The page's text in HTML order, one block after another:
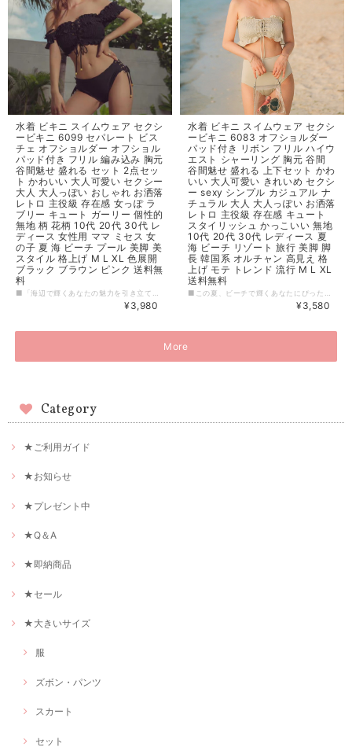
水着 ビキニ スイムウェア セクシ
ービキニ 6099 セパレート ビス
チェ オフショルダー オフショル
パッド付き フリル 編み込み 胸元
谷間魅せ 盛れる セット 2点セッ
ト かわいい 大人可愛い セクシー
大人 大人っぽい おしゃれ お洒落
レトロ 主役級 存在感 女っぽ ラ
ブリー キュート ガーリー 個性的
無地 柄 花柄 10代 20代 30代 レ
ディース 女性用 ママ ミセス 女
の子 夏 海 ビーチ プール 美脚 美
スタイル 格上げ M L XL 色展開
ブラック ブラウン ピンク 送料無
料
■「海辺で輝くあなたの魅力を引き立てる水着が登場。セクシーなビスチェのデザインにオフショルダーとフリルが加わり、女性らしさを際立たせます。パッド付きで胸元を盛り上げ、谷間魅せ効果も抜群です。 ■トレンド感あふれる編み込みディテールが個性的なアクセント。かわいらしさと大人っぽさを兼ね備えたデザインで、夏のビーチやプールで主役級の存在感を放つこと間違いありません。 【カラー】 ブラック,ブラウン,ピンク,花柄 M 身長：155-165cm 体重：45-50kg カップ：70ABC ウエスト：59-66 L 身長：160-165cm 体重：50-55kg カップ：75ABC ウエスト：66-73cm XL 身長：165-170cm 体重：55-65kg カップ：80ABC ウエスト：73-79cm ※※※ご購入前に以下を必ずお読みください※※※ この度は数ある中から当ショップを訪問していただきありがとうございます。 【 wintmomo 】は流行をいち早く取り入れたファッションをお値打ち価格で提供するお店です！ 毎日楽しく着ることのできるお洋服を取りそろえています。 気持ちの良い取引・商品に満足して頂きたいため、誠にご面倒をおかけしますが、以下の注意点をご覧くださいますよう、お願いいたします。 【商品・送料について】 ・お手持ちのパソコン・スマートフォン・携帯の画面により商品のお色に若干の差がございます。 ・サイズは買い付け先の生産表記です。測り方により1-3cmほど誤差がある場合がございます。 ・北海道、沖縄、離島は送料プラス2500円頂戴しております。 【納期について】 ・お取り寄せ商品のため、2-3週間程お時間頂いております。 更にお時間かかる場合もございますので、余裕をもってご注文いただきますようお願いします。 在庫切れ、生産中止の商品につきましてはキャンセルさせていただく場合がございます。 何卒ご了承くださいませ。 【返品について】 ・ご注文後のキャンセル・内容変更はお受けできません。 ・品到着後に関して、サイズ変更、カラーやイメージが違う、実寸が違う等を気にされる方のクレーム、返品、交換は一切お受けしておりません。(破れ等の初期不良は除きます) 【ご連絡について】 ・ショップご利用時にあたりご案内やお取り寄せ状況をメールにてさせていただいております。 （
¥3,980
水着 ビキニ スイムウェア セクシ
ービキニ 6083 オフショルダー
パッド付き リボン フリル ハイウ
エスト シャーリング 胸元 谷間
谷間魅せ 盛れる 上下セット かわ
いい 大人可愛い きれいめ セクシ
ー sexy シンプル カジュアル ナ
チュラル 大人 大人っぽい お洒落
レトロ 主役級 存在感 キュート
スタイリッシュ かっこいい 無地
10代 20代 30代 レディース 夏
海 ビーチ リゾート 旅行 美脚 脚
長 韓国系 オルチャン 高見え 格
上げ モテ トレンド 流行 M L XL
送料無料
■この夏、ビーチで輝くあなたにぴったりの水着が登場！オフショルダービキニです。 ■パッド付きで胸元を盛り上げ、リボンやフリルのデザインで可愛さを演出しました。ハイウエストのボトムは美脚効果が抜群。大人っぽいキュートな印象を与え、かっこよくも可愛らしくも着こなせます。 ■無地なので、どんなアクセサリーやカバーアップとも相性抜群。お洒落なリゾート地で主役級の存在感を放ちましょう。旅行にも手軽に持ち運べますよ。 【カラー】 画像のカラー 【サイズ】 M 身長：150-160cm 体重：41-50kg カップ：70AB-75AB ウエスト：61cm以下 L 身長：158-168cm 体重：48-58kg カップ：75AB-80AB ウエスト：61-67cm XL 身長：165-175cm 体重：55-65kg カップ：80AB-85AB ウエスト：67-73cm ※※※ご購入前に以下を必ずお読みください※※※ この度は数ある中から当ショップを訪問していただきありがとうございます。 【 wintmomo 】は流行をいち早く取り入れたファッションをお値打ち価格で提供するお店です！ 毎日楽しく着ることのできるお洋服を取りそろえています。 気持ちの良い取引・商品に満足して頂きたいため、誠にご面倒をおかけしますが、以下の注意点をご覧くださいますよう、お願いいたします。 【商品・送料について】 ・お手持ちのパソコン・スマートフォン・携帯の画面により商品のお色に若干の差がございます。 ・サイズは買い付け先の生産表記です。測り方により1-3cmほど誤差がある場合がございます。 ・北海道、沖縄、離島は送料プラス2500円頂戴しております。 【納期について】 ・お取り寄せ商品のため、2-3週間程お時間頂いております。 更にお時間かかる場合もございますので、余裕をもってご注文いただきますようお願いします。 在庫切れ、生産中止の商品につきましてはキャンセルさせていただく場合がございます。 何卒ご了承くださいませ。 【返品について】 ・ご注文後のキャンセル・内容変更はお受けできません。 ・品到着後に関して、サイズ変更、カラーやイメージが違う、実寸が違う等を気にされる方のクレーム、返品、交換は一切お受けしておりません。(破れ等の初期不良は除きます) 【ご連絡について】 ・ショップご利用時にあたりご案内やお取り寄せ状況をメールにてさせていただいております。 （
¥3,580
More
Category
★ご利用ガイド
★お知らせ
★プレゼント中
★Q＆A
★即納商品
★セール
★大きいサイズ
服
ズボン・パンツ
スカート
セット